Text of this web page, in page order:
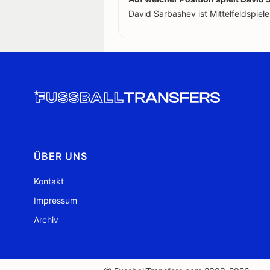
David Sarbashev ist
ÜBER UNS
Kontakt
Impressum
Archiv